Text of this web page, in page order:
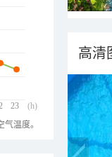
23 (h)
温度。
高清